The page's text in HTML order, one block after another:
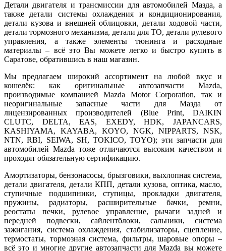
Детали двигателя и трансмиссии для автомобилей Мазда, а
также детали системы охлаждения и кондиционирования,
детали кузова и внешней облицовки, детали ходовой части,
детали тормозного механизма, детали для ТО, детали рулевого
управления, а также элементы тюнинга и расходные
материалы – всё это Вы можете легко и быстро купить в
Саратове, обратившись в наш магазин.
Мы предлагаем широкий ассортимент на любой вкус и
кошелёк: как оригинальные автозапчасти Mazda,
производимые компанией Mazda Motor Corporation, так и
неоригинальные запасные части для Мазда от
лицензированных производителей (Blue Print, DAIKIN
CLUTC, DELTA, EAS, EXEDY, HDK, JAPANCARS,
KASHIYAMA, KAYABA, KOYO, NGK, NIPPARTS, NSK,
NTN, RBI, SEIWA, SH, TOKICO, TOYO); эти запчасти для
автомобилей Mazda тоже отличаются высоким качеством и
проходят обязательную сертификацию.
Амортизаторы, бензонасосы, брызговики, выхлопная система,
детали двигателя, детали КПП, детали кузова, оптика, масло,
ступичные подшипники, ступицы, прокладки двигателя,
пружины, радиаторы, расширительные бачки, ремни,
реостаты печки, рулевое управление, рычаги задней и
передней подвески, сайлентблоки, сальники, система
зажигания, система охлаждения, стабилизаторы, сцепление,
термостаты, тормозная система, фильтры, шаровые опоры –
всё это и многие другие автозапчасти для Mazda вы можете